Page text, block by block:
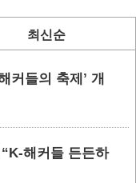
최신순
커들의 축제’ 개
해커들 든든하